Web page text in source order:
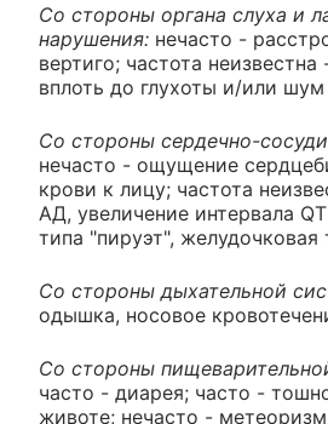
Со стороны органа слуха и
нарушения: нечасто -
вертиго; частота
вплоть до глухоты и/или
Со стороны сердечно-
нечасто - ощущение
крови к лицу; частота
АД, увеличение интервала
типа "пируэт", желудочковая
Со стороны дыхательной
одышка, носовое
Со стороны
часто - диарея; часто -
животе; нечасто -